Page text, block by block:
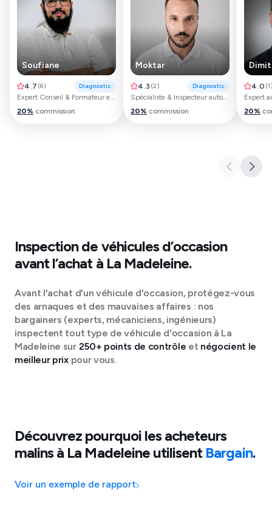
Soufiane
4.7 (6) Diagnostic
Expert Conseil & Formateur en maintenance
20% commission
Moktar
4.3 (2) Diagnostic
Spécialiste & Inspecteur automobile
20% commission
4.0 (1
Expert
20%
Inspection de véhicules d’occasion
avant l’achat à La Madeleine.
Avant l'achat d'un véhicule d'occasion, protégez-vous
des arnaques et des mauvaises affaires : nos
bargainers (experts, mécaniciens, ingénieurs)
inspectent tout type de véhicule d'occasion à La
Madeleine sur 250+ points de contrôle et négocient le
meilleur prixpour vous.
Découvrez pourquoi les acheteurs
malins à La Madeleineutilisent Bargain.
Voir un exemple de rapport